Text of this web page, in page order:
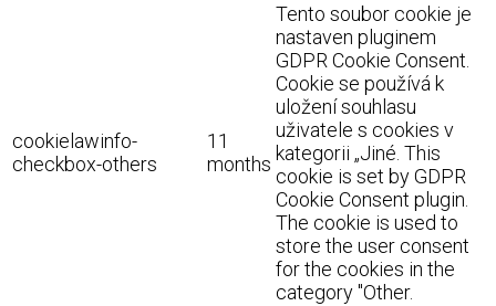
cookielawinfo-
checkbox-others
11
months
Tento soubor cookie je
nastaven pluginem
GDPR Cookie Consent.
Cookie se používá k
uložení souhlasu
uživatele s cookies v
kategorii „Jiné. This
cookie is set by GDPR
Cookie Consent plugin.
The cookie is used to
store the user consent
for the cookies in the
category "Other.